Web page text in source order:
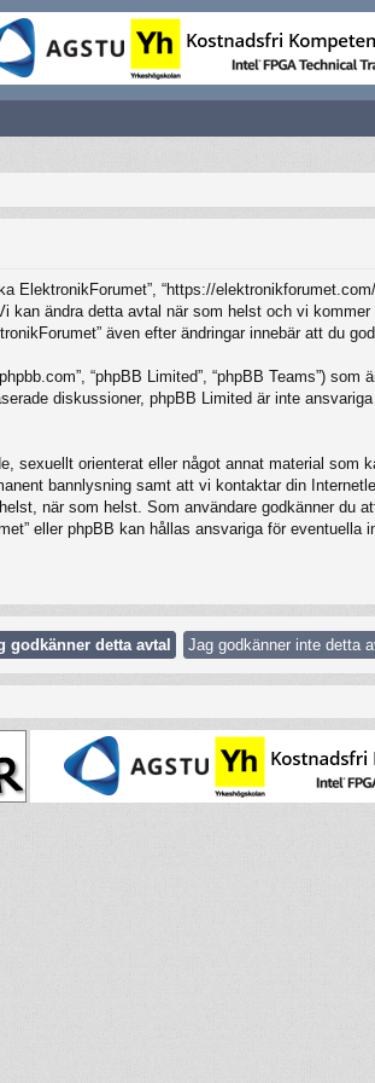
ElektronikForumet”, “https://
kan ändra detta avtal när som helst och vi
även efter ändringar innebär att du
“phpBB Limited”, “phpBB Teams”)
diskussioner, phpBB Limited är inte
orienterat eller något annat material som
bannlysning samt att vi kontaktar din
när som helst. Som användare godkänner
eller phpBB kan hållas ansvariga för eventuella